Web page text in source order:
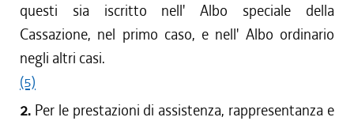
questi sia iscritto nell' Albo speciale della
Cassazione, nel primo caso, e nell' Albo ordinario
negli altri casi.
(5)
2. Per le prestazioni di assistenza, rappresentanza e